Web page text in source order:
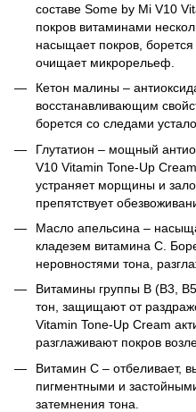
составе Some by Mi V10
покров витаминами
насыщает покров,
очищает микрорельеф.
Кетон малины –
восстанавливающим
борется со следами
Глутатион – мощный
V10 Vitamin Tone-Up
устраняет морщины и
препятствует
Масло апельсина –
кладезем витамина С.
неровностями тона,
Витамины группы В (В3,
тон, защищают от
Vitamin Tone-Up Cream
разглаживают покров
Витамин С – отбеливает,
пигментными и
затемнения тона.